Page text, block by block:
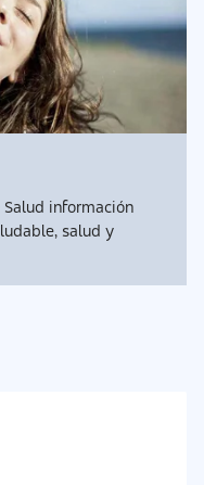
información
salud y